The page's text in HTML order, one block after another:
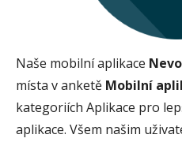
Naše mobilní aplikace
místa v anketě Mobilní
kategoriích Aplikace pro
aplikace. Všem našim